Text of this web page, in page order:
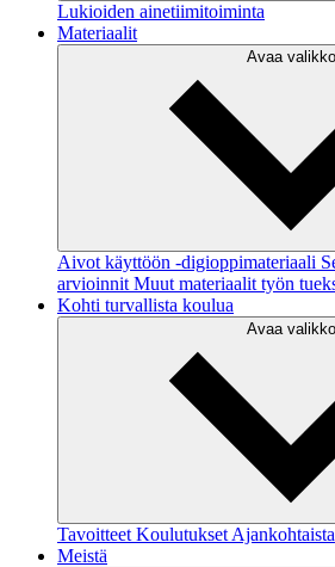
Lukioiden ainetiimitoiminta
Materiaalit
Avaa valikko
Aivot käyttöön -digioppimateriaali
arvioinnit Muut materiaalit työn
Kohti turvallista koulua
Avaa valikko
Tavoitteet Koulutukset Ajankohtaista
Meistä